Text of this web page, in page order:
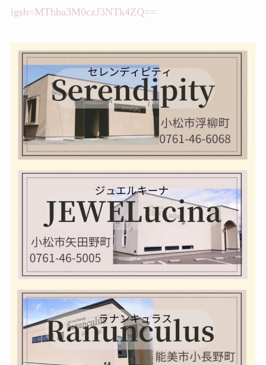
igsh=MThha3M0czJ3NTk4ZQ==